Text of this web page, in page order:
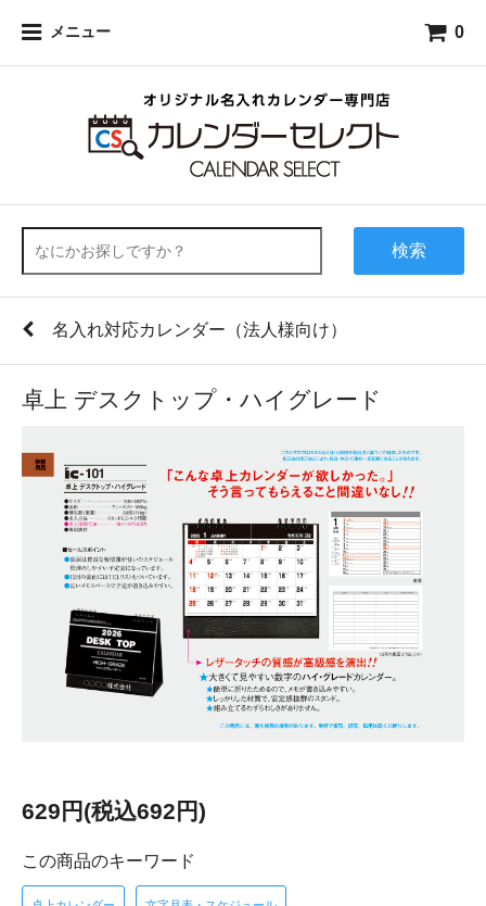
メニュー 0
検索
名入れ対応カレンダー（法人様向け）
卓上 デスクトップ・ハイグレード
629円(税込692円)
この商品のキーワード